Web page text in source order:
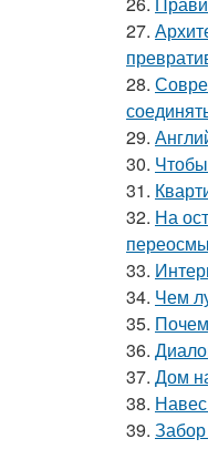
27.
28.
29.
30.
31.
32. На
33.
34. Чем
35.
36.
37. Дом
38.
39.